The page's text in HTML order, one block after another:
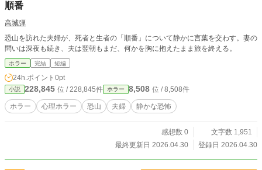
順番
高城弾
恐山を訪れた夫婦が、死者と生者の「順番」について静かに言葉を交わす。妻の
問いは深夜も続き、夫は翌朝もまだ、何かを胸に抱えたまま旅を終える。
ホラー 完結 短編
24h.ポイント 0pt
小説 228,845 位 / 228,845件 ホラー 8,508 位 / 8,508件
ホラー 心理ホラー 恐山 夫婦 静かな恐怖
感想数 0
文字数 1,951
最終更新日 2026.04.30
登録日 2026.04.30